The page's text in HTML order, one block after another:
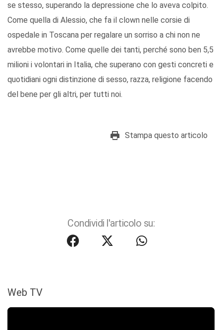
se stesso, superando la depressione che lo aveva colpito.
Come quella di Alessio, che fa il clown nelle corsie di
ospedale in Toscana per regalare un sorriso a chi non ne
avrebbe motivo. Come quelle dei tanti, perché sono ben 5,5
milioni i volontari in Italia, che superano con gesti concreti e
quotidiani ogni distinzione di sesso, razza, religione facendo
del bene per gli altri, per tutti noi.
Stampa questo articolo
Condividi l'articolo su:
Web TV